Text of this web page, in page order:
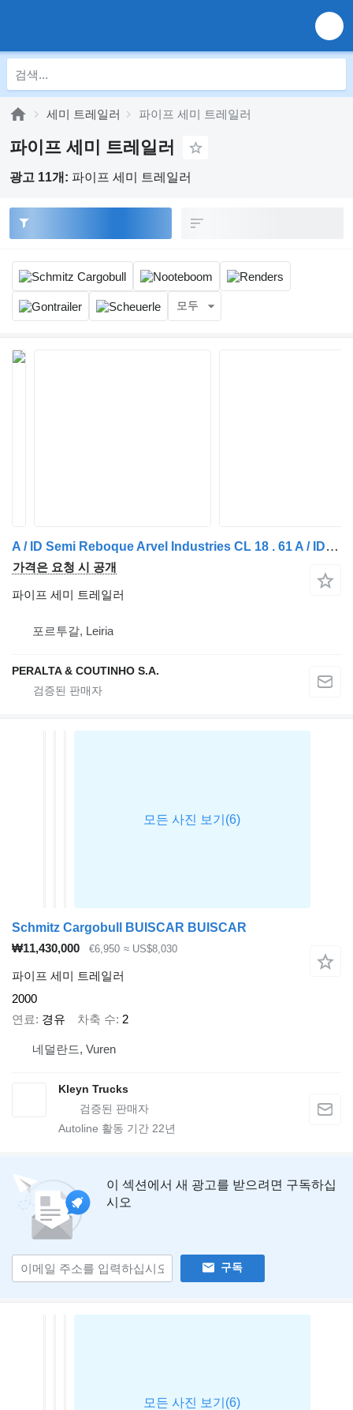
세미 트레일러 파이프 세미 트레일러
파이프 세미 트레일러
광고 11개: 파이프 세미 트레일러
모두
A / ID Semi Reboque Arvel Industries CL 18 . 61 A / ID - 2013
가격은 요청 시 공개
파이프 세미 트레일러
포르투갈, Leiria
PERALTA & COUTINHO S.A.
Schmitz Cargobull BUISCAR BUISCAR
₩11,430,000
€6,950 ≈ US$8,030
파이프 세미 트레일러
2000
연료
경유 차축 수 2
네덜란드, Vuren
Kleyn Trucks
Autoline 활동 기간 22년
이 섹션에서 새 광고를 받으려면 구독하십
시오
구독